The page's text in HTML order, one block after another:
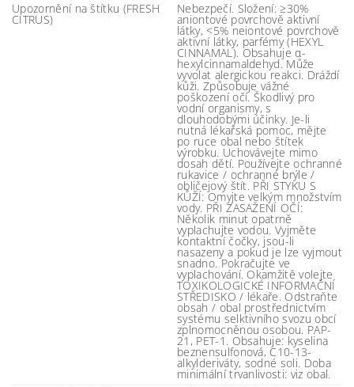
Upozornění na štítku (FRESH
CITRUS)
Nebezpečí. Složení: ≥30%
aniontové povrchově aktivní
látky, <5% neiontové povrchově
aktivní látky, parfémy (HEXYL
CINNAMAL). Obsahuje α-
hexylcinnamaldehyd. Může
vyvolat alergickou reakci. Dráždí
kůži. Způsobuje vážné
poškození očí. Škodlivý pro
vodní organismy, s
dlouhodobými účinky. Je-li
nutná lékařská pomoc, mějte
po ruce obal nebo štítek
výrobku. Uchovávejte mimo
dosah dětí. Používejte ochranné
rukavice / ochranné brýle /
obličejový štít. PŘI STYKU S
KŮŽÍ: Omyjte velkým množstvím
vody. PŘI ZASAŽENÍ OČÍ:
Několik minut opatrně
vyplachujte vodou. Vyjměte
kontaktní čočky, jsou-li
nasazeny a pokud je lze vyjmout
snadno. Pokračujte ve
vyplachování. Okamžitě volejte
TOXIKOLOGICKÉ INFORMAČNÍ
STŘEDISKO / lékaře. Odstraňte
obsah / obal prostřednictvím
systému selktivního svozu obcí
zplnomocněnou osobou. PAP-
21, PET-1. Obsahuje: kyselina
beznensulfonová, C10-13-
alkylderiváty, sodné soli. Doba
minimální trvanlivosti: viz obal.